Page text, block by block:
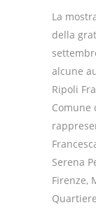
La
della
alcune
Ripoli
Comune
Serena
Firenze,